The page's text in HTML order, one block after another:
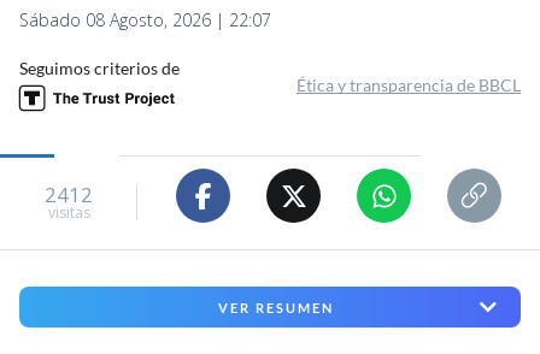
Sábado 08 Agosto, 2026 | 22:07
Seguimos criterios de
Ética y transparencia de BBCL
2412
visitas
VER RESUMEN